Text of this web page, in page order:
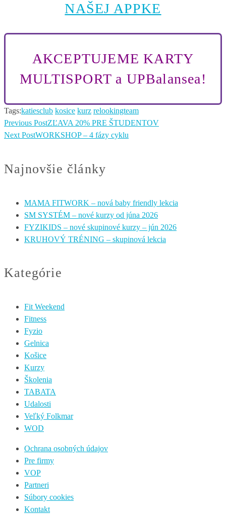
NAŠEJ APPKE
AKCEPTUJEME KARTY
MULTISPORT a UPBalansea!
Tags:katiesclub kosice kurz relookingteam
Previous PostZĽAVA 20% PRE ŠTUDENTOV
Next PostWORKSHOP – 4 fázy cyklu
Najnovšie články
MAMA FITWORK – nová baby friendly lekcia
SM SYSTÉM – nové kurzy od júna 2026
FYZIKIDS – nové skupinové kurzy – jún 2026
KRUHOVÝ TRÉNING – skupinová lekcia
Kategórie
Fit Weekend
Fitness
Fyzio
Gelnica
Košice
Kurzy
Školenia
TABATA
Udalosti
Veľký Folkmar
WOD
Ochrana osobných údajov
Pre firmy
VOP
Partneri
Súbory cookies
Kontakt